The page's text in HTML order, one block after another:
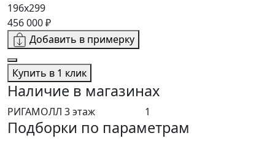
196x299
456 000 ₽
Добавить в примерку
Купить в 1 клик
Наличие в магазинах
РИГАМОЛЛ 3 этаж 1
Подборки по параметрам